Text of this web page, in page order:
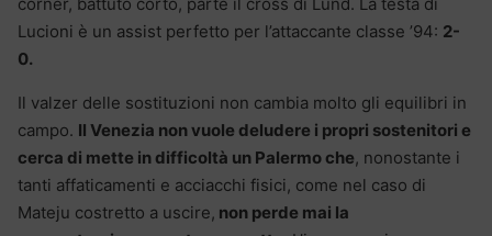
Lucioni è un assist perfetto per l’attaccante classe ’94: 2-
0.
Il valzer delle sostituzioni non cambia molto gli equilibri in
campo. Il Venezia non vuole deludere i propri sostenitori e
cerca di mette in difficoltà un Palermo che, nonostante i
tanti affaticamenti e acciacchi fisici, come nel caso di
Mateju costretto a uscire, non perde mai la